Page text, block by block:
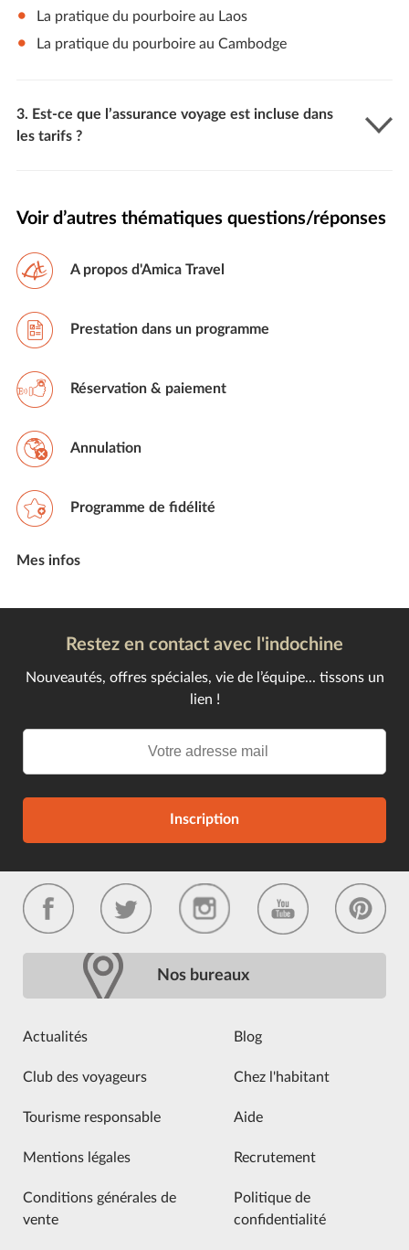
La pratique du pourboire au Laos
La pratique du pourboire au Cambodge
3. Est-ce que l’assurance voyage est incluse dans
les tarifs ?
Voir d’autres thématiques questions/réponses
A propos d'Amica Travel
Prestation dans un programme
Réservation & paiement
Annulation
Programme de fidélité
Mes infos
Restez en contact avec l'indochine
Nouveautés, offres spéciales, vie de l’équipe... tissons un
lien !
Inscription
Nos bureaux
Actualités Blog
Club des voyageurs Chez l'habitant
Tourisme responsable Aide
Mentions légales Recrutement
Conditions générales de
vente
Politique de
confidentialité